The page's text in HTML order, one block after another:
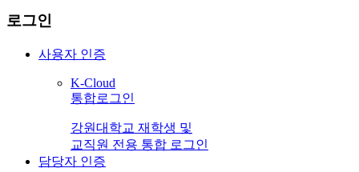
로그인
사용자 인증
K-Cloud
통합로그인
강원대학교 재학생 및
교직원 전용 통합 로그인
담당자 인증